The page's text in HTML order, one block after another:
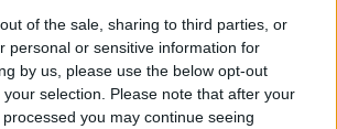
of the sale, sharing to third parties, or
personal or sensitive information for
by us, please use the below opt-out
selection. Please note that after your
you may continue seeing
galutinio sprendimo atsirado
ekspertui“, – pasakoja